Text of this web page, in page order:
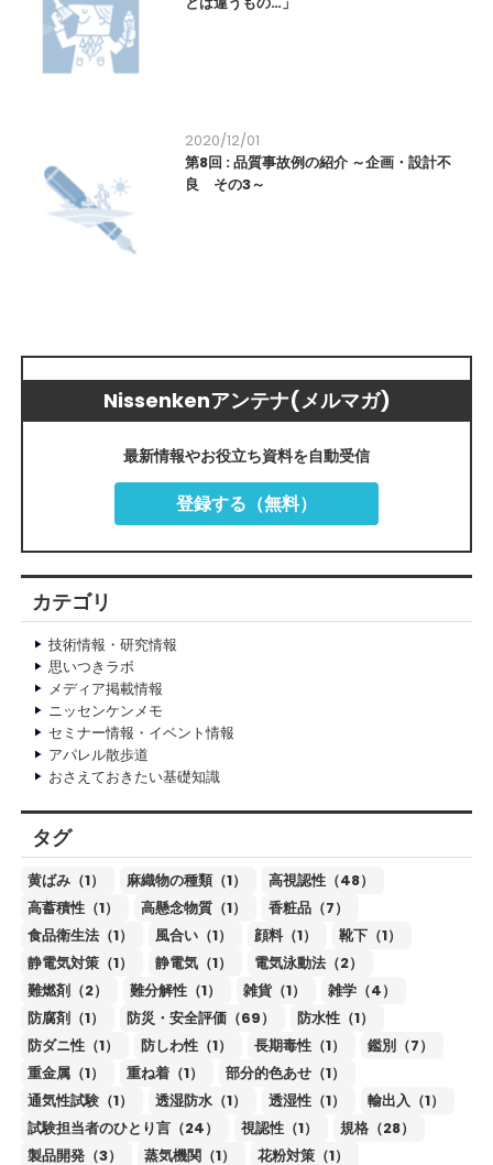
2020/12/01
第8回 : 品質事故例の紹介 ～企画・設計不
良 その3～
Nissenkenアンテナ(メルマガ)
最新情報やお役立ち資料を自動受信
登録する（無料）
カテゴリ
技術情報・研究情報
思いつきラボ
メディア掲載情報
ニッセンケンメモ
セミナー情報・イベント情報
アパレル散歩道
おさえておきたい基礎知識
タグ
黄ばみ（1） 麻織物の種類（1）
高視認性（48）
高蓄積性（1）
高懸念物質（1）
香粧品（7）
食品衛生法（1）
風合い（1） 顔料（1）
靴下（1）
静電気対策（1）
静電気（1）
電気泳動法（2）
難燃剤（2）
難分解性（1） 雑貨（1）
雑学（4）
防腐剤（1）
防災・安全評価（69）
防水性（1）
防ダニ性（1）
防しわ性（1） 長期毒性（1）
鑑別（7）
重金属（1）
重ね着（1）
部分的色あせ（1）
通気性試験（1）
透湿防水（1） 透湿性（1）
輸出入（1）
試験担当者のひとり言（24）
視認性（1）
規格（28）
製品開発（3）
蒸気機関（1）
花粉対策（1）